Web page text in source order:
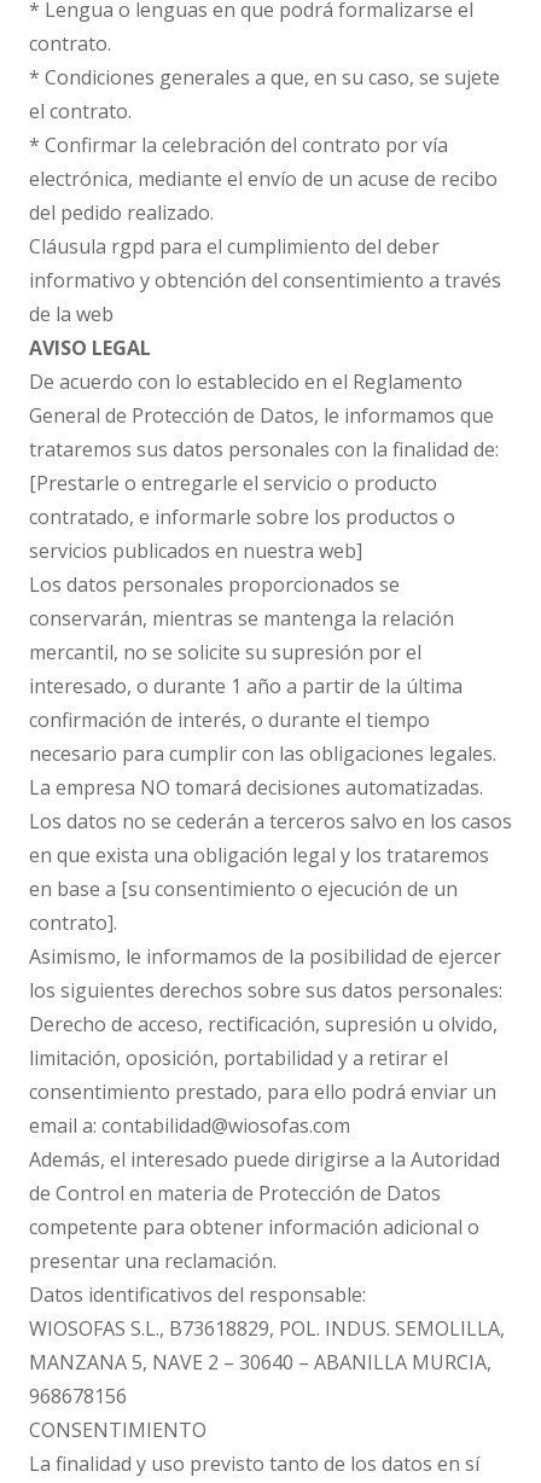
* Lengua o lenguas en que podrá formalizarse el
contrato.
* Condiciones generales a que, en su caso, se sujete
el contrato.
* Confirmar la celebración del contrato por vía
electrónica, mediante el envío de un acuse de recibo
del pedido realizado.
Cláusula rgpd para el cumplimiento del deber
informativo y obtención del consentimiento a través
de la web
AVISO LEGAL
De acuerdo con lo establecido en el Reglamento
General de Protección de Datos, le informamos que
trataremos sus datos personales con la finalidad de:
[Prestarle o entregarle el servicio o producto
contratado, e informarle sobre los productos o
servicios publicados en nuestra web]
Los datos personales proporcionados se
conservarán, mientras se mantenga la relación
mercantil, no se solicite su supresión por el
interesado, o durante 1 año a partir de la última
confirmación de interés, o durante el tiempo
necesario para cumplir con las obligaciones legales.
La empresa NO tomará decisiones automatizadas.
Los datos no se cederán a terceros salvo en los casos
en que exista una obligación legal y los trataremos
en base a [su consentimiento o ejecución de un
contrato].
Asimismo, le informamos de la posibilidad de ejercer
los siguientes derechos sobre sus datos personales:
Derecho de acceso, rectificación, supresión u olvido,
limitación, oposición, portabilidad y a retirar el
consentimiento prestado, para ello podrá enviar un
email a: contabilidad@wiosofas.com
Además, el interesado puede dirigirse a la Autoridad
de Control en materia de Protección de Datos
competente para obtener información adicional o
presentar una reclamación.
Datos identificativos del responsable:
WIOSOFAS S.L., B73618829, POL. INDUS. SEMOLILLA,
MANZANA 5, NAVE 2 – 30640 – ABANILLA MURCIA,
968678156
CONSENTIMIENTO
La finalidad y uso previsto tanto de los datos en sí